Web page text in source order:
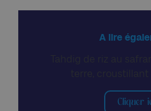
A lire
Cliquer